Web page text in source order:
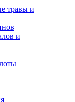
травы и
и